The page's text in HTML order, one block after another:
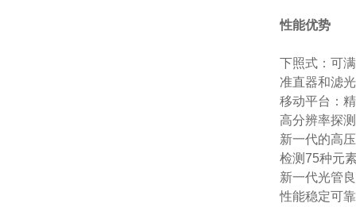
性能优势
下照式：可
准直器和滤
移动平台：
高分辨率探
新一代的高
检测75种元
新一代光管
性能稳定可